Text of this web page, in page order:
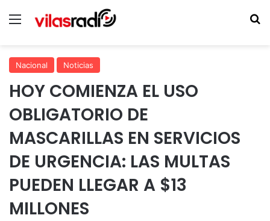
Menú
Nacional Noticias
HOY COMIENZA EL USO
OBLIGATORIO DE
MASCARILLAS EN SERVICIOS
DE URGENCIA: LAS MULTAS
PUEDEN LLEGAR A $13
MILLONES